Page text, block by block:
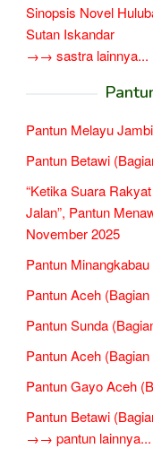
Sinopsis Novel
Sutan Iskandar
→→ sastra lainnya...
Pantun Melayu
Pantun Betawi
“Ketika Suara
Jalan”, Pantun
November 2025
Pantun
Pantun Aceh (Bagian
Pantun Sunda
Pantun Aceh (Bagian
Pantun Gayo Aceh
Pantun Betawi
→→ pantun lainnya...